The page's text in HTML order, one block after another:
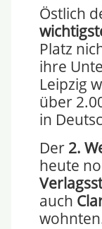
Östlich
Platz
ihre
Leipzig
über
in
Der 2.
heute
auch